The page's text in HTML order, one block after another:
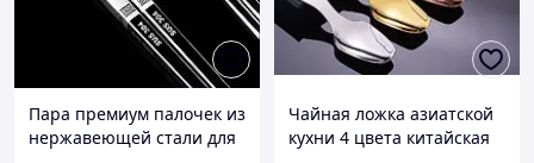
Пара премиум палочек из
нержавеющей стали для
Чайная ложка азиатской
кухни 4 цвета китайская